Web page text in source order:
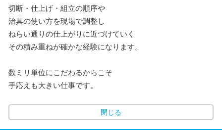
切断・仕上げ・組立の順序や
治具の使い方を現場で調整し
ねらい通りの仕上がりに近づけていく
その積み重ねが確かな経験になります。
数ミリ単位にこだわるからこそ
手応えも大きい仕事です。
閉じる